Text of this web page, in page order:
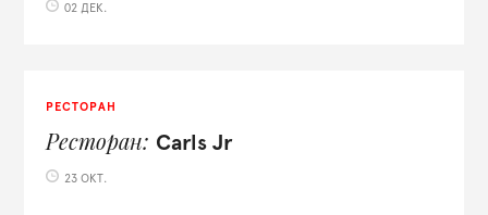
02 ДЕК.
РЕСТОРАН
Ресторан Carls Jr
23 ОКТ.